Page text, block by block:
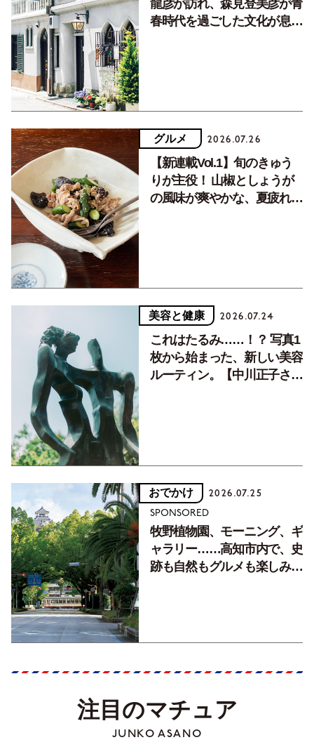
龍彦が訪れ、森見登美彦が青
春時代を過ごした文化が息づ
グルメ 2026.07.26
【新連載Vol.1】旬のきゅう
りが主役！ 山椒としょうが
の風味が爽やかな、夏疲れを
美容と健康 2026.07.24
これはたるみ……！？ 写真1
枚から始まった、新しい美容
ルーティン。【中川正子さん
おでかけ 2026.07.25
SPONSORED
牧野植物園、モーニング、ギ
ャラリー……高知市内で、史
跡も自然もグルメも楽しみ尽
注目のマチュア
JUNKO ASANO